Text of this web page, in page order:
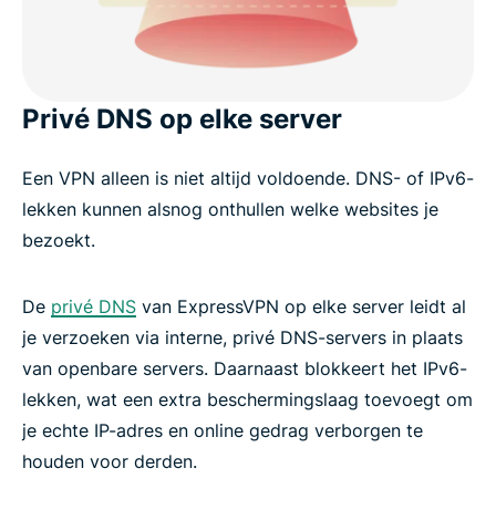
Privé DNS op elke server
Een VPN alleen is niet altijd voldoende. DNS- of IPv6-
lekken kunnen alsnog onthullen welke websites je
bezoekt.
De privé DNS van ExpressVPN op elke server leidt al
je verzoeken via interne, privé DNS-servers in plaats
van openbare servers. Daarnaast blokkeert het IPv6-
lekken, wat een extra beschermingslaag toevoegt om
je echte IP-adres en online gedrag verborgen te
houden voor derden.